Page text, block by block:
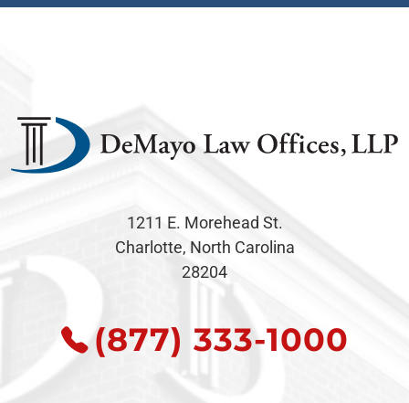
1211 E. Morehead St.
Charlotte, North Carolina
28204
(877) 333-1000